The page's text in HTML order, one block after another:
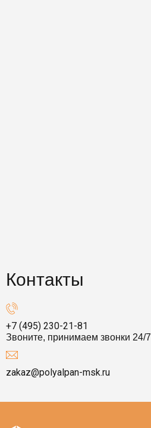
Контакты
+7 (495) 230-21-81
Звоните, принимаем звонки 24/7
zakaz@polyalpan-msk.ru